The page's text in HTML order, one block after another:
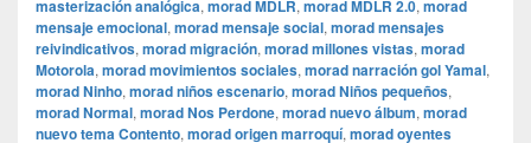
masterización analógica, morad MDLR, morad MDLR 2.0, morad
mensaje emocional, morad mensaje social, morad mensajes
reivindicativos, morad migración, morad millones vistas, morad
Motorola, morad movimientos sociales, morad narración gol Yamal,
morad Ninho, morad niños escenario, morad Niños pequeños,
morad Normal, morad Nos Perdone, morad nuevo álbum, morad
nuevo tema Contento, morad origen marroquí, morad oyentes